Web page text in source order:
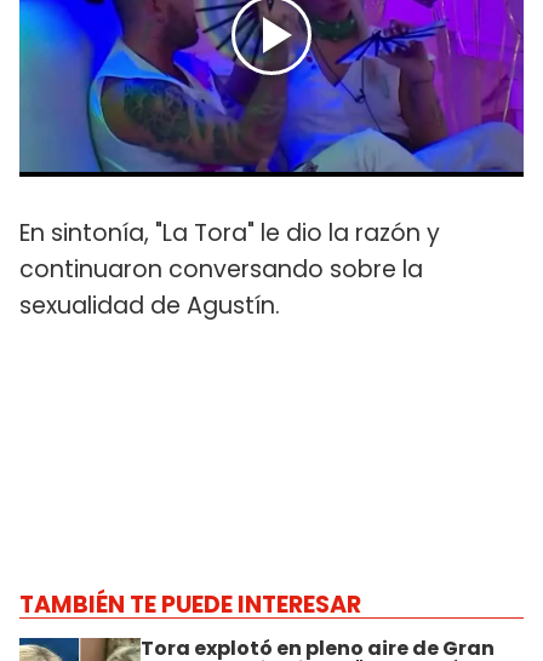
En sintonía, "La Tora" le dio la razón y
continuaron conversando sobre la
sexualidad de Agustín.
TAMBIÉN TE PUEDE INTERESAR
Tora explotó en pleno aire de Gran